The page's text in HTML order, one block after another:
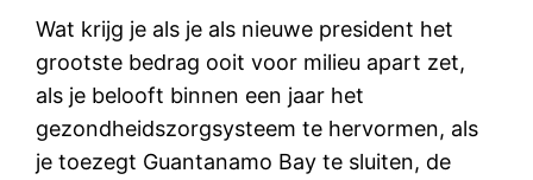
Wat krijg je als je als nieuwe president het
grootste bedrag ooit voor milieu apart zet,
als je belooft binnen een jaar het
gezondheidszorgsysteem te hervormen, als
je toezegt Guantanamo Bay te sluiten, de